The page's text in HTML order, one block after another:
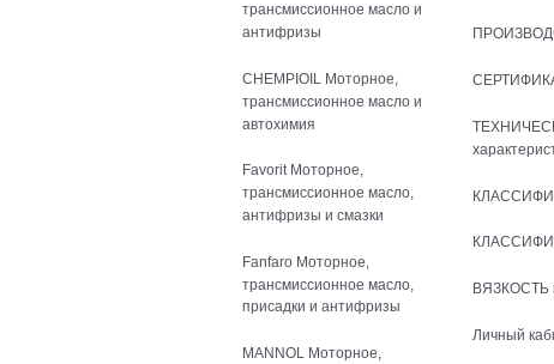
трансмиссионное масло и
антифризы
CHEMPIOIL Моторное,
трансмиссионное масло и
автохимия
Favorit Моторное,
трансмиссионное масло,
антифризы и смазки
Fanfaro Моторное,
трансмиссионное масло,
присадки и антифризы
MANNOL Моторное,
ВЯЗКОСТЬ
Личный